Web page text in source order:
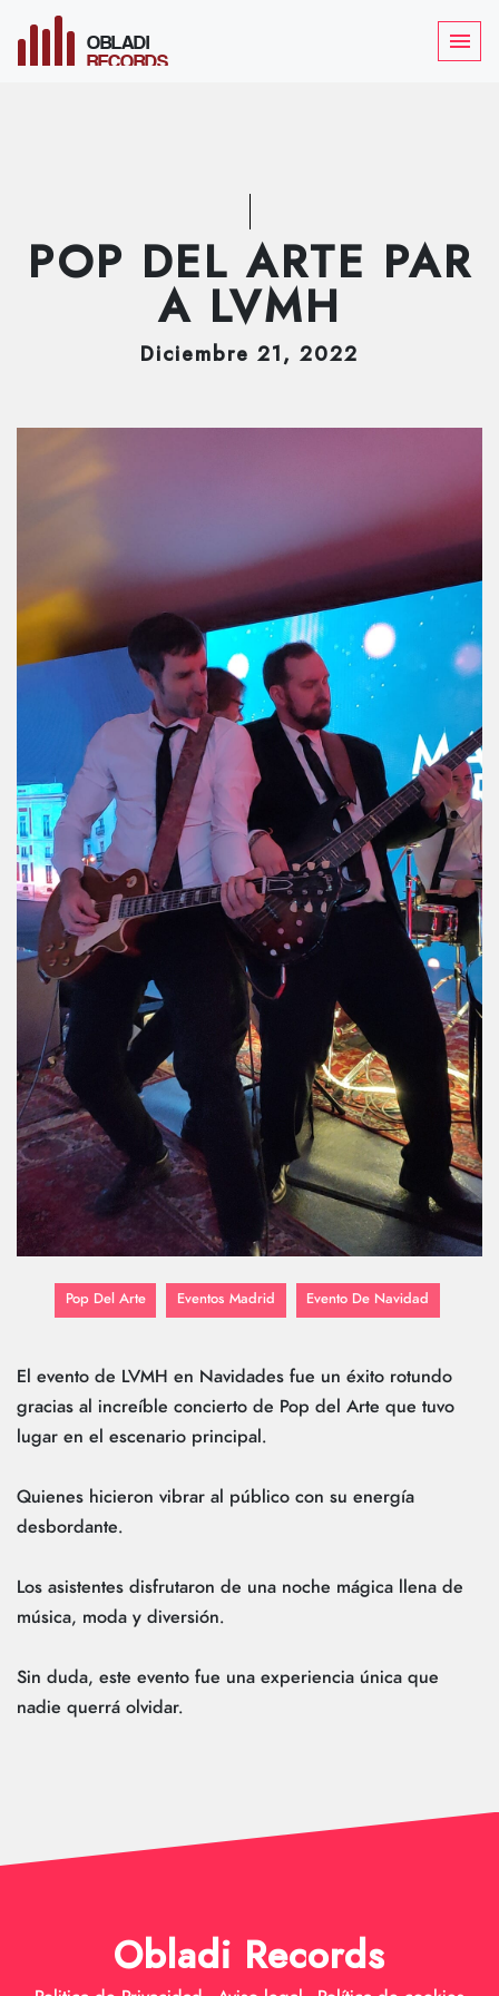
OBLADI
RECORDS
menu
POP DEL ARTE PAR
A LVMH
Diciembre 21, 2022
Pop Del Arte Eventos Madrid Evento De Navidad
El evento de LVMH en Navidades fue un éxito rotundo
gracias al increíble concierto de Pop del Arte que tuvo
lugar en el escenario principal.
Quienes hicieron vibrar al público con su energía
desbordante.
Los asistentes disfrutaron de una noche mágica llena de
música, moda y diversión.
Sin duda, este evento fue una experiencia única que
nadie querrá olvidar.
Obladi Records